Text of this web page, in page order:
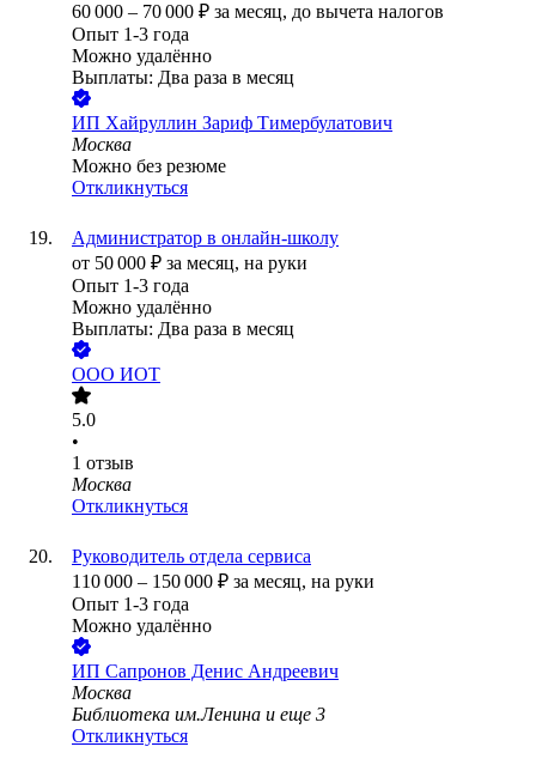
60 000 – 70 000 ₽ за месяц, до вычета налогов
Опыт 1-3 года
Можно удалённо
Выплаты: Два раза в месяц
ИП Хайруллин Зариф Тимербулатович
Москва
Можно без резюме
Откликнуться
Администратор в онлайн-школу
от 50 000 ₽ за месяц, на руки
Опыт 1-3 года
Можно удалённо
Выплаты: Два раза в месяц
ООО ИОТ
5.0
•
1 отзыв
Москва
Откликнуться
Руководитель отдела сервиса
110 000 – 150 000 ₽ за месяц, на руки
Опыт 1-3 года
Можно удалённо
ИП Сапронов Денис Андреевич
Москва
Библиотека им.Ленина и еще 3
Откликнуться